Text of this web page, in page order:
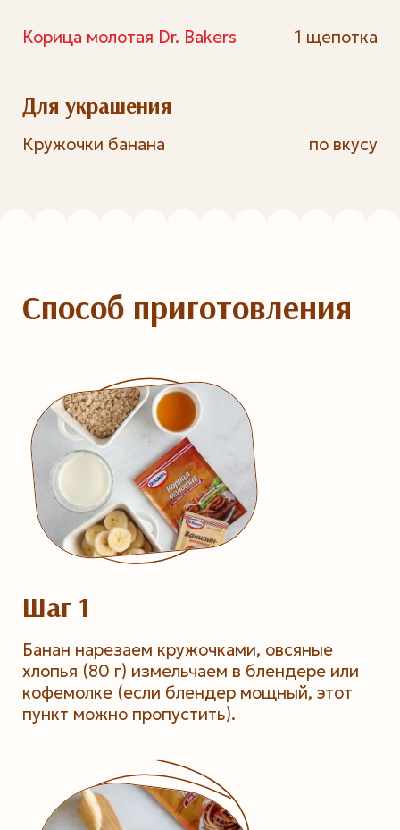
Корица молотая Dr. Bakers 1 щепотка
Для украшения
Кружочки банана по вкусу
Способ приготовления
Шаг 1
Банан нарезаем кружочками, овсяные
хлопья (80 г) измельчаем в блендере или
кофемолке (если блендер мощный, этот
пункт можно пропустить).